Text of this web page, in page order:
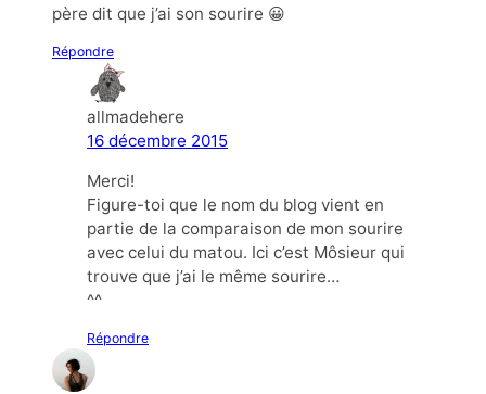
père dit que j’ai son sourire 😀
Répondre
allmadehere
16 décembre 2015
Merci!
Figure-toi que le nom du blog vient en
partie de la comparaison de mon sourire
avec celui du matou. Ici c’est Môsieur qui
trouve que j’ai le même sourire…
^^
Répondre